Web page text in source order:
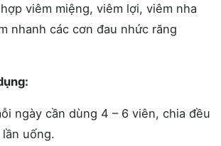
viêm miệng, viêm lợi, viêm nha
nhanh các cơn đau nhức răng
ngày cần dùng 4 – 6 viên, chia đều
lần uống.